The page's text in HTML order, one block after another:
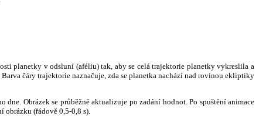
planetky v odsluní (aféliu) tak, aby se celá trajektorie planetky vykreslila a
čáry trajektorie naznačuje, zda se planetka nachází nad rovinou ekliptiky
Obrázek se průběžně aktualizuje po zadání hodnot. Po spuštění animace
(řádově 0,5-0,8 s).